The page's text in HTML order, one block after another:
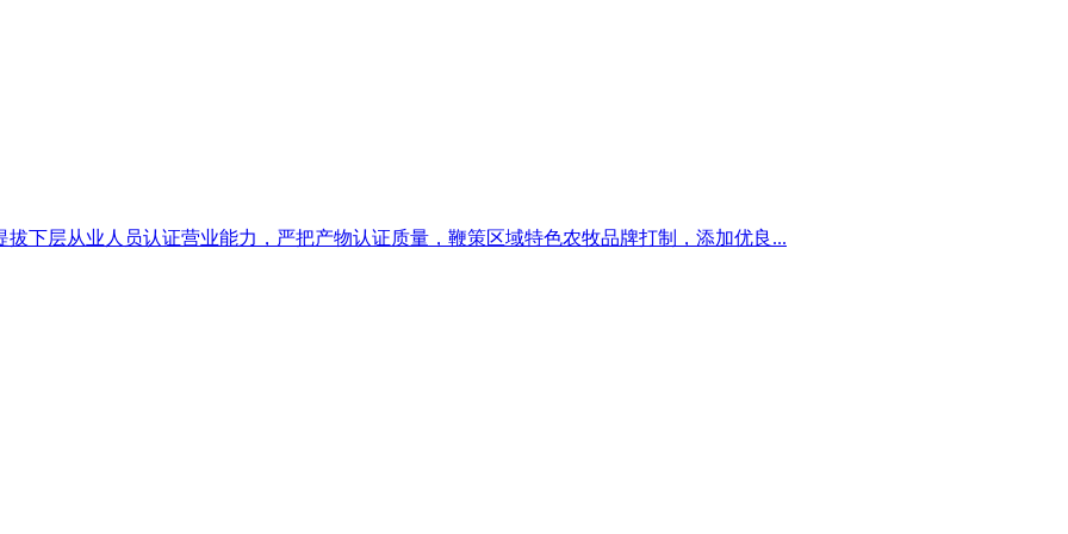
下层从业人员认证营业能力，严把产物认证质量，鞭策区域特色农牧品牌打制，添加优良...